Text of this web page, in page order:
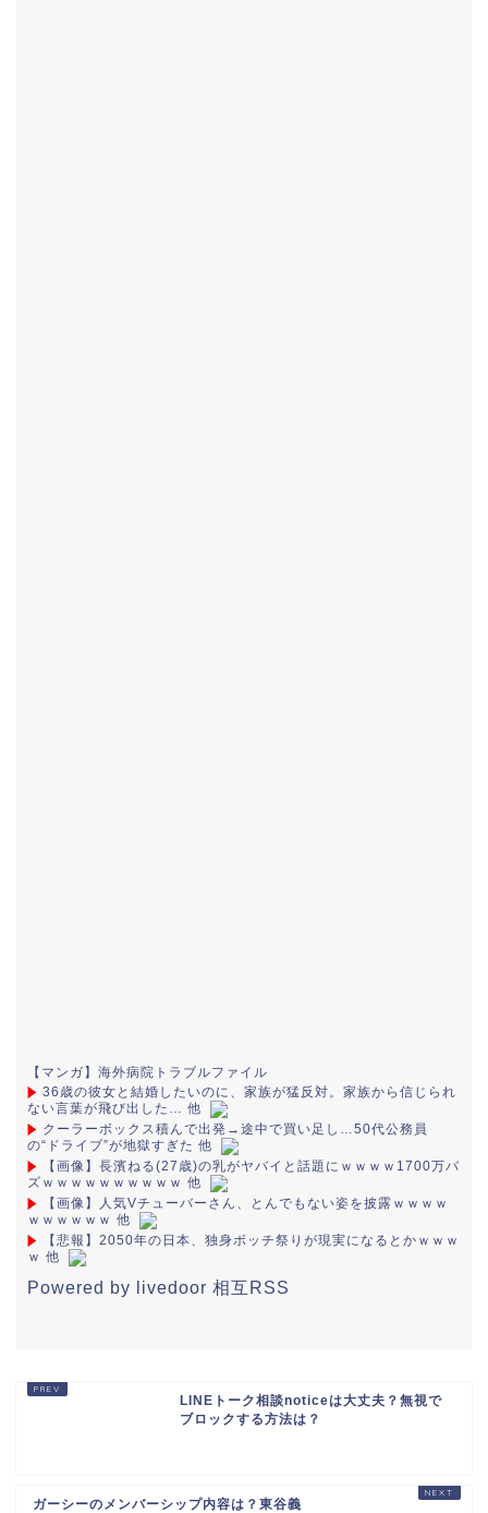
【マンガ】海外病院トラブルファイル
36歳の彼女と結婚したいのに、家族が猛反対。家族から信じられ
ない言葉が飛び出した… 他
クーラーボックス積んで出発→途中で買い足し…50代公務員
の“ドライブ”が地獄すぎた 他
【画像】長濱ねる(27歳)の乳がヤバイと話題にｗｗｗｗ1700万バ
ズｗｗｗｗｗｗｗｗｗｗ 他
【画像】人気Vチューバーさん、とんでもない姿を披露ｗｗｗｗ
ｗｗｗｗｗｗ 他
【悲報】2050年の日本、独身ボッチ祭りが現実になるとかｗｗｗ
ｗ 他
Powered by livedoor 相互RSS
LINEトーク相談noticeは大丈夫？無視で
ブロックする方法は？
ガーシーのメンバーシップ内容は？東谷義